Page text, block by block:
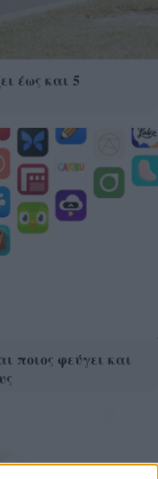
έως και 5
ποιος φεύγει και